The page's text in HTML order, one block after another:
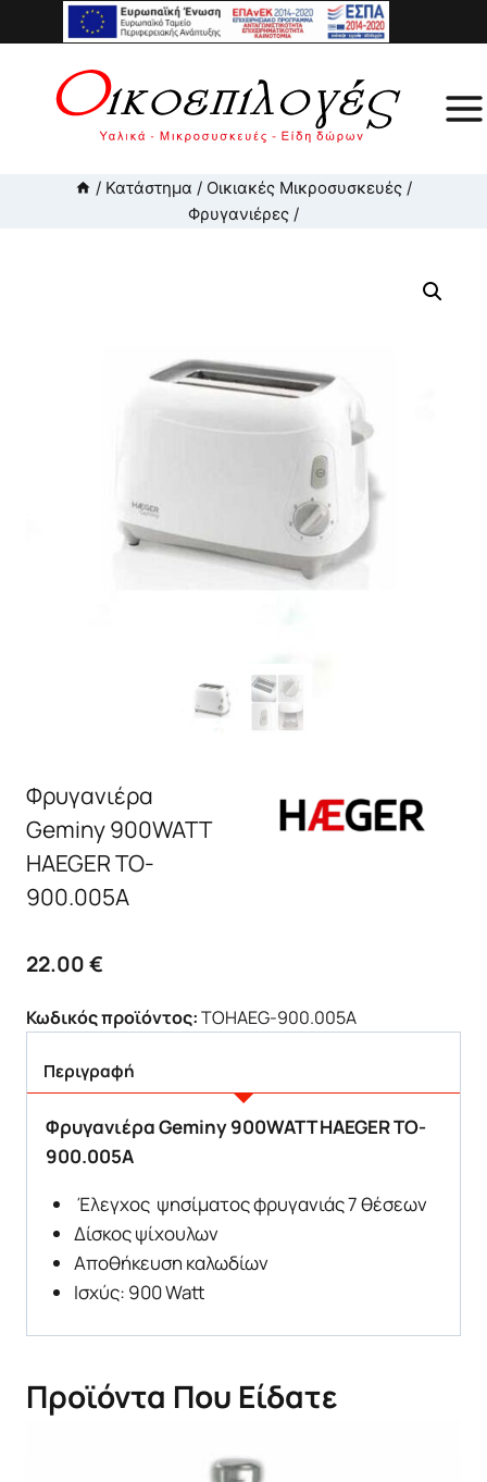
to
content
/ Κατάστημα / Οικιακές Μικροσυσκευές /
Φρυγανιέρες /
Φρυγανιέρα
Geminy 900WATT
HAEGER TO-
900.005A
22.00€
Κωδικός προϊόντος:TOHAEG-900.005A
Περιγραφή
Φρυγανιέρα Geminy 900WATT HAEGER TO-
900.005A
Έλεγχος ψησίματος φρυγανιάς 7 θέσεων
Δίσκος ψίχουλων
Αποθήκευση καλωδίων
Ισχύς: 900 Watt
Προϊόντα Που Είδατε